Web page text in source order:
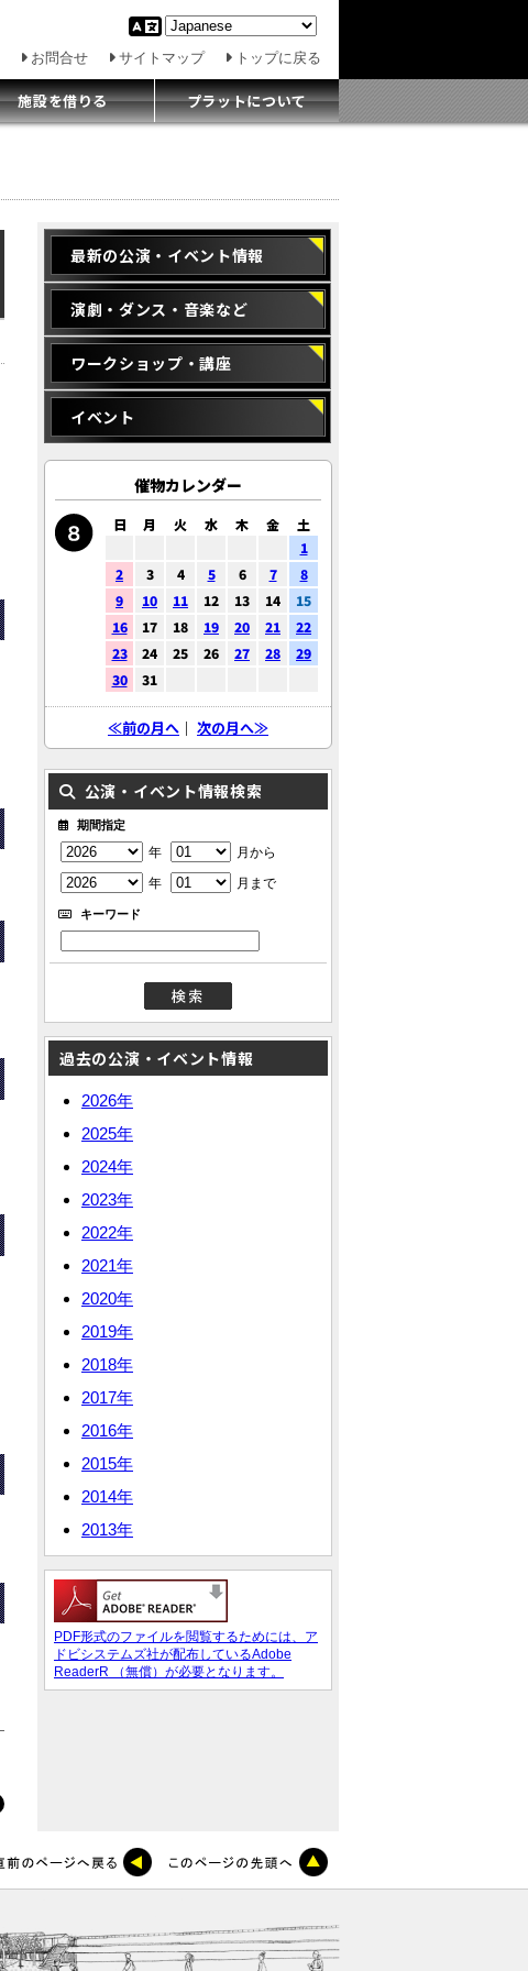
お問合せ サイトマップ トップに戻る
施設を借りる プラットについて
最新の公演・イベント情報
演劇・ダンス・音楽など
ワークショップ・講座
イベント
催物カレンダー
日 月 火 水 木 金
土
1
2
3 4 5 6 7
8
9
10 11 12 13 14
15
16
17 18 19 20 21
22
23
24 25 26 27 28
29
30
31
≪前の月へ ｜ 次の月へ≫
公演・イベント情報検索
期間指定
年
月から
年
月まで
キーワード
過去の公演・イベント情報
2026年
2025年
2024年
2023年
2022年
2021年
2020年
2019年
2018年
2017年
2016年
2015年
2014年
2013年
PDF形式のファイルを閲覧するためには、ア
ドビシステムズ社が配布しているAdobe
ReaderR （無償）が必要となります。